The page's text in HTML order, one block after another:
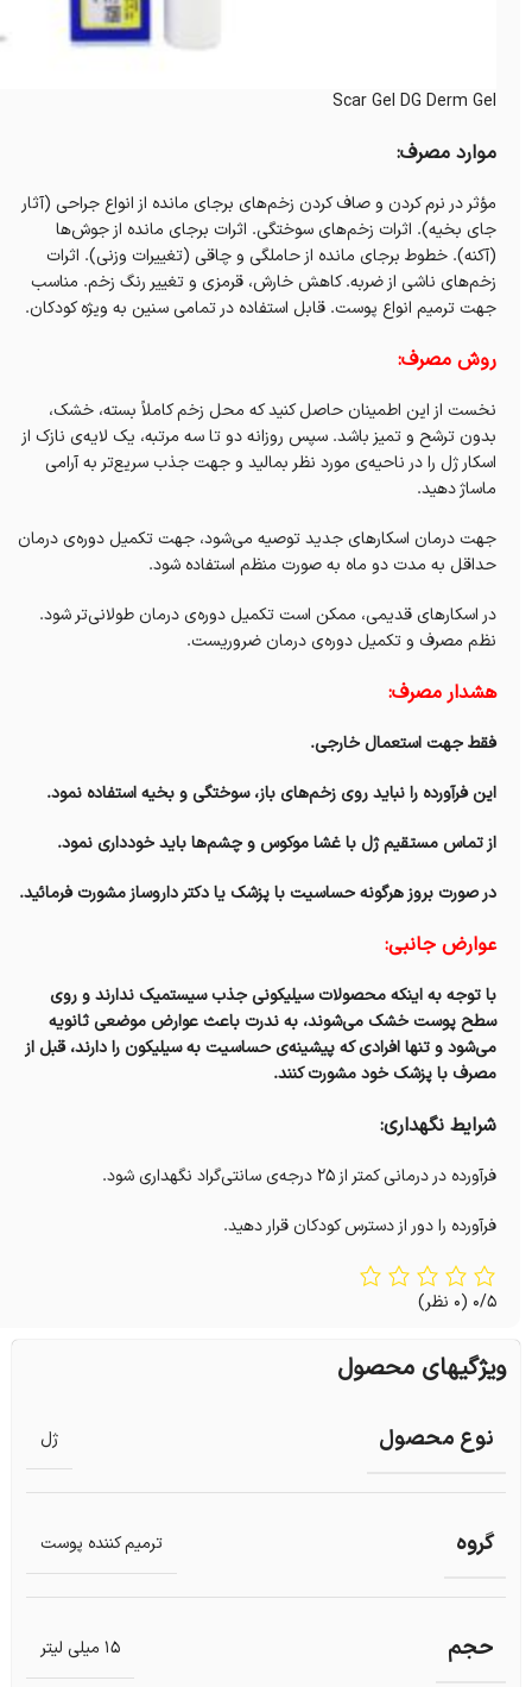
Scar Gel DG Derm Gel
موارد مصرف:
مؤثر در نرم کردن و صاف کردن زخم‌های برجای مانده از انواع جراحی (آثار
جای بخیه). اثرات زخم‌های سوختگی. اثرات برجای مانده از جوش‌ها
(آکنه). خطوط برجای مانده از حاملگی و چاقی (تغییرات وزنی). اثرات
زخم‌های ناشی از ضربه. کاهش خارش، قرمزی و تغییر رنگ زخم. مناسب
جهت ترمیم انواع پوست. قابل استفاده در تمامی سنین به ویژه کودکان.
روش مصرف:
نخست از این اطمینان حاصل کنید که محل زخم کاملاً بسته، خشک،
بدون ترشح و تمیز باشد. سپس روزانه دو تا سه مرتبه، یک لایه‌ی نازک از
اسکار ژل را در ناحیه‌ی مورد نظر بمالید و جهت جذب سریع‌تر به آرامی
ماساژ دهید.
جهت درمان اسکارهای جدید توصیه می‌شود، جهت تکمیل دوره‌ی درمان
حداقل به مدت دو ماه به صورت منظم استفاده شود.
در اسکارهای قدیمی، ممکن است تکمیل دوره‌ی درمان طولانی‌تر شود.
نظم مصرف و تکمیل دوره‌ی درمان ضروریست.
هشدار مصرف:
فقط جهت استعمال خارجی.
این فرآورده را نباید روی زخم‌های باز، سوختگی و بخیه استفاده نمود.
از تماس مستقیم ژل با غشا موکوس و چشم‌ها باید خودداری نمود.
در صورت بروز هرگونه حساسیت با پزشک یا دکتر داروساز مشورت فرمائید.
عوارض جانبی:
با توجه به اینکه محصولات سیلیکونی جذب سیستمیک ندارند و روی
سطح پوست خشک می‌شوند، به ندرت باعث عوارض موضعی ثانویه
می‌شود و تنها افرادی که پیشینه‌ی حساسیت به سيليكون را دارند، قبل از
مصرف با پزشک خود مشورت کنند.
شرایط نگهداری:
فرآورده در درمانی کمتر از ۲۵ درجه‌ی سانتی‌گراد نگهداری شود.
فرآورده را دور از دسترس کودکان قرار دهید.
0/5 (0 نظر)
ویژگیهای محصول
نوع محصول ژل
گروه ترمیم کننده پوست
حجم 15 میلی لیتر